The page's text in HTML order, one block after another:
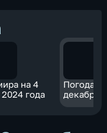
на 4
года
Погода
декабря